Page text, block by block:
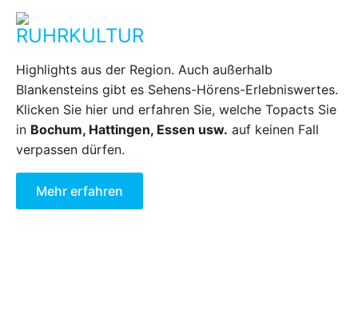
RUHRKULTUR
Highlights aus der Region. Auch außerhalb
Blankensteins gibt es Sehens-Hörens-Erlebniswertes.
Klicken Sie hier und erfahren Sie, welche Topacts Sie
in Bochum, Hattingen, Essen usw. auf keinen Fall
verpassen dürfen.
Mehr erfahren